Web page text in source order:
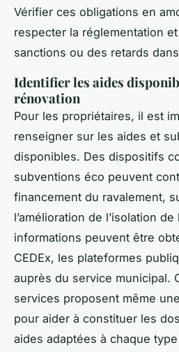
Vérifier ces obligations en
respecter la réglementation et
sanctions ou des retards
Identifier les aides
rénovation
Pour les propriétaires, il est
renseigner sur les aides et
disponibles. Des dispositifs
subventions éco peuvent
financement du ravalement,
l’amélioration de l’isolation
informations peuvent être
CEDEx, les plateformes
auprès du service municipal.
services proposent même
pour aider à constituer les
aides adaptées à chaque